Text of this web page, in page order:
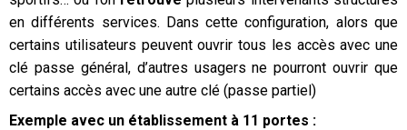
en différents services. Dans cette configuration, alors que
certains utilisateurs peuvent ouvrir tous les accès avec une
clé passe général, d’autres usagers ne pourront ouvrir que
certains accès avec une autre clé (passe partiel)
Exemple avec un établissement à 11 portes :